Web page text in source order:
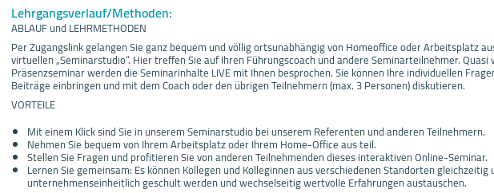
Lehrgangsverlauf/Methoden:
ABLAUF und LEHRMETHODEN
Per Zugangslink gelangen Sie ganz bequem und völlig ortsunabhängig von Homeoffice oder Arbeitsplatz
virtuellen „Seminarstudio“. Hier treffen Sie auf Ihren Führungscoach und andere Seminarteilnehmer. Quasi
Präsenzseminar werden die Seminarinhalte LIVE mit Ihnen besprochen. Sie können Ihre individuellen
Beiträge einbringen und mit dem Coach oder den übrigen Teilnehmern (max. 3 Personen) diskutieren.
VORTEILE
Mit einem Klick sind Sie in unserem Seminarstudio bei unserem Referenten und anderen Teilnehmern.
Nehmen Sie bequem von Ihrem Arbeitsplatz oder Ihrem Home-Office aus teil.
Stellen Sie Fragen und profitieren Sie von anderen Teilnehmenden dieses interaktiven Online-Seminar.
Lernen Sie gemeinsam: Es können Kollegen und Kolleginnen aus verschiedenen Standorten gleichzeitig
unternehmenseinheitlich geschult werden und wechselseitig wertvolle Erfahrungen austauschen.